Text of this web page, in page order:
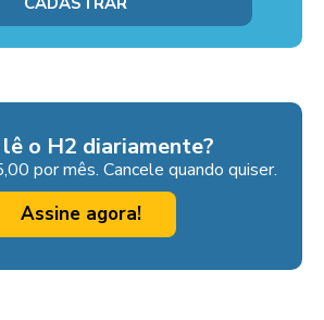
o H2 diariamente?
por mês. Cancele quando quiser.
Assine agora!